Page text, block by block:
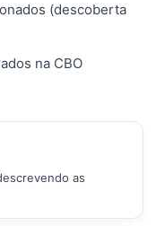
(descoberta
na CBO
as